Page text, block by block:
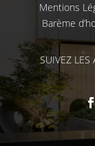
Mentions
Barème
SUIVEZ LES